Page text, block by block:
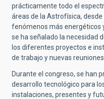
prácticamente todo el
áreas de la Astrofísica,
fenómenos más energéticos
se ha señalado la necesidad
los diferentes proyectos e
de trabajo y nuevas reuniones.
Durante el congreso, se han
desarrollo tecnológico para
instalaciones, presentes y